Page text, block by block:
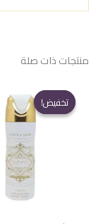
منتجات ذات صلة
تخفيض!
تخفيض!